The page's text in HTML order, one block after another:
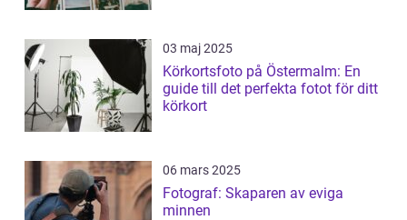
03 maj 2025
Körkortsfoto på Östermalm: En
guide till det perfekta fotot för ditt
körkort
06 mars 2025
Fotograf: Skaparen av eviga
minnen